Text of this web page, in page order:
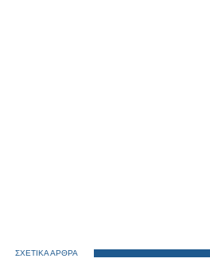
ΣΧΕΤΙΚΑ ΑΡΘΡΑ